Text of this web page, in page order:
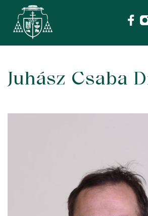
SkipJuhász Csaba